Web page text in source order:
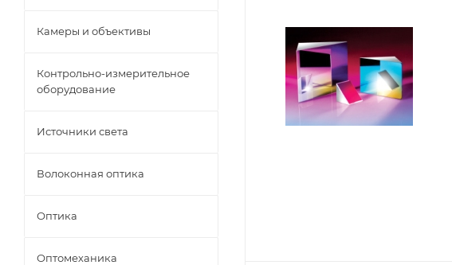
Камеры и объективы
Контрольно-измерительное
оборудование
Источники света
Волоконная оптика
Оптика
Оптомеханика